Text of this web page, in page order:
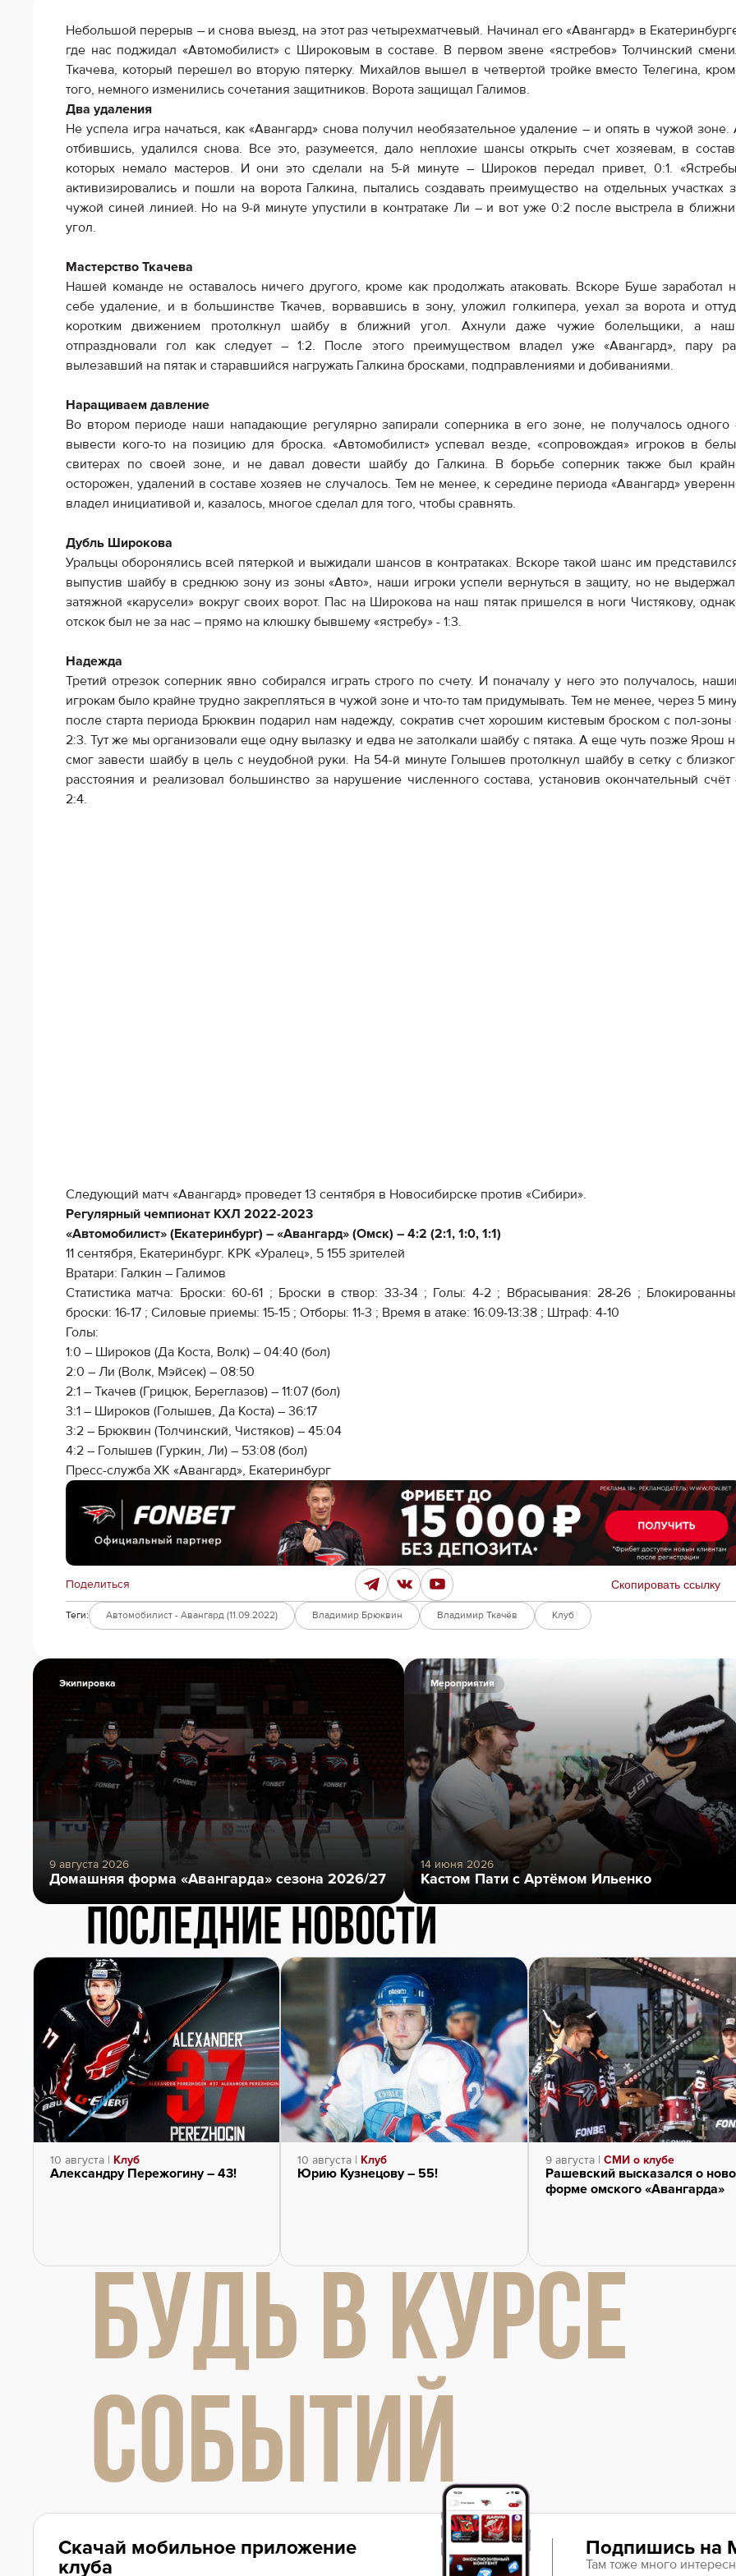
Северсталь
Шанхайские Драконы
Барыс
Сибирь
Небольшой перерыв – и снова выезд, на этот раз четырехматчевый. Начинал его «Авангард» в
где нас поджидал «Автомобилист» с Широковым в составе. В первом звене «ястребов» Толчинский
Ткачева, который перешел во вторую пятерку. Михайлов вышел в четвертой тройке вместо Телегина,
того, немного изменились сочетания защитников. Ворота защищал Галимов.
Два удаления
Не успела игра начаться, как «Авангард» снова получил необязательное удаление – и опять в чужой зоне.
отбившись, удалился снова. Все это, разумеется, дало неплохие шансы открыть счет хозяевам, в
которых немало мастеров. И они это сделали на 5-й минуте – Широков передал привет, 0:1.
активизировались и пошли на ворота Галкина, пытались создавать преимущество на отдельных участках
чужой синей линией. Но на 9-й минуте упустили в контратаке Ли – и вот уже 0:2 после выстрела в
угол.
Мастерство Ткачева
Нашей команде не оставалось ничего другого, кроме как продолжать атаковать. Вскоре Буше заработал
себе удаление, и в большинстве Ткачев, ворвавшись в зону, уложил голкипера, уехал за ворота и
коротким движением протолкнул шайбу в ближний угол. Ахнули даже чужие болельщики, а
отпраздновали гол как следует – 1:2. После этого преимуществом владел уже «Авангард», пару
вылезавший на пятак и старавшийся нагружать Галкина бросками, подправлениями и добиваниями.
Наращиваем давление
Во втором периоде наши нападающие регулярно запирали соперника в его зоне, не получалось одного
вывести кого-то на позицию для броска. «Автомобилист» успевал везде, «сопровождая» игроков в
свитерах по своей зоне, и не давал довести шайбу до Галкина. В борьбе соперник также был
осторожен, удалений в составе хозяев не случалось. Тем не менее, к середине периода «Авангард»
владел инициативой и, казалось, многое сделал для того, чтобы сравнять.
Дубль Широкова
Уральцы оборонялись всей пятеркой и выжидали шансов в контратаках. Вскоре такой шанс им
выпустив шайбу в среднюю зону из зоны «Авто», наши игроки успели вернуться в защиту, но не
затяжной «карусели» вокруг своих ворот. Пас на Широкова на наш пятак пришелся в ноги Чистякову,
отскок был не за нас – прямо на клюшку бывшему «ястребу» - 1:3.
Надежда
Третий отрезок соперник явно собирался играть строго по счету. И поначалу у него это получалось,
игрокам было крайне трудно закрепляться в чужой зоне и что-то там придумывать. Тем не менее, через 5
после старта периода Брюквин подарил нам надежду, сократив счет хорошим кистевым броском с пол-зоны
2:3. Тут же мы организовали еще одну вылазку и едва не затолкали шайбу с пятака. А еще чуть позже Ярош
смог завести шайбу в цель с неудобной руки. На 54-й минуте Голышев протолкнул шайбу в сетку с
расстояния и реализовал большинство за нарушение численного состава, установив окончательный счёт
2:4.
Следующий матч «Авангард» проведет 13 сентября в Новосибирске против «Сибири».
Регулярный чемпионат КХЛ 2022-2023
«Автомобилист» (Екатеринбург) – «Авангард» (Омск) – 4:2 (2:1, 1:0, 1:1)
11 сентября, Екатеринбург. КРК «Уралец», 5 155 зрителей
Вратари: Галкин – Галимов
Статистика матча: Броски: 60-61 ; Броски в створ: 33-34 ; Голы: 4-2 ; Вбрасывания: 28-26 ;
броски: 16-17 ; Силовые приемы: 15-15 ; Отборы: 11-3 ; Время в атаке: 16:09-13:38 ; Штраф: 4-10
Голы:
1:0 – Широков (Да Коста, Волк) – 04:40 (бол)
2:0 – Ли (Волк, Мэйсек) – 08:50
2:1 – Ткачев (Грицюк, Береглазов) – 11:07 (бол)
3:1 – Широков (Голышев, Да Коста) – 36:17
3:2 – Брюквин (Толчинский, Чистяков) – 45:04
4:2 – Голышев (Гуркин, Ли) – 53:08 (бол)
Пресс-служба ХК «Авангард», Екатеринбург
Поделиться Скопировать ссылку
Теги: Автомобилист - Авангард (11.09.2022) Владимир Брюквин Владимир Ткачёв Клуб
Экипировка
9 августа 2026
Домашняя форма «Авангарда» сезона 2026/27
Мероприятия
14 июня 2026
Кастом Пати с Артёмом Ильенко
Последние новости
10 августа | Клуб
Александру Пережогину – 43!
10 августа | Клуб
Юрию Кузнецову – 55!
9 августа | СМИ о клубе
Рашевский высказался о
форме омского «Авангарда»
БУДЬ В КУРСЕ
СОБЫТИЙ
Скачай мобильное приложение
клуба
Подпишись на
Там тоже много